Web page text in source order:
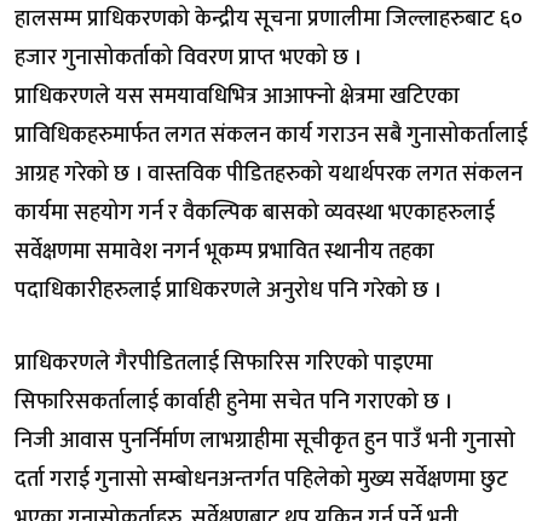
हालसम्म प्राधिकरणको केन्द्रीय सूचना प्रणालीमा जिल्लाहरुबाट ६०
हजार गुनासोकर्ताको विवरण प्राप्त भएको छ ।
प्राधिकरणले यस समयावधिभित्र आआफ्नो क्षेत्रमा खटिएका
प्राविधिकहरुमार्फत लगत संकलन कार्य गराउन सबै गुनासोकर्तालाई
आग्रह गरेको छ । वास्तविक पीडितहरुको यथार्थपरक लगत संकलन
कार्यमा सहयोग गर्न र वैकल्पिक बासको व्यवस्था भएकाहरुलाई
सर्वेक्षणमा समावेश नगर्न भूकम्प प्रभावित स्थानीय तहका
पदाधिकारीहरुलाई प्राधिकरणले अनुरोध पनि गरेको छ ।
प्राधिकरणले गैरपीडितलाई सिफारिस गरिएको पाइएमा
सिफारिसकर्तालाई कार्वाही हुनेमा सचेत पनि गराएको छ ।
निजी आवास पुनर्निर्माण लाभग्राहीमा सूचीकृत हुन पाउँ भनी गुनासो
दर्ता गराई गुनासो सम्बोधनअन्तर्गत पहिलेको मुख्य सर्वेक्षणमा छुट